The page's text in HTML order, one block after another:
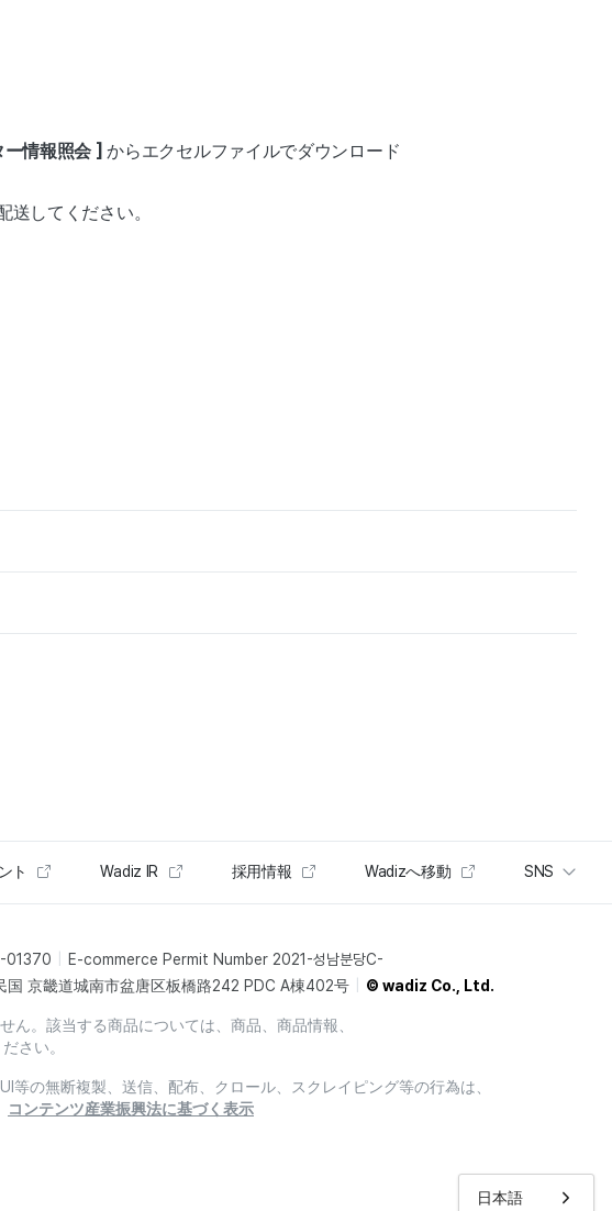
日本語
ー情報照会 ]からエクセルファイルでダウンロード
してください。
ト Wadiz IR 採用情報 Wadizへ移動 SNS
01370
E-commerce Permit Number 2021-성남분당C-
国 京畿道城南市盆唐区板橋路242 PDC A棟402号 © wadiz Co., Ltd.
。該当する商品については、商品、商品情報、
さい。
の無断複製、送信、配布、クロール、スクレイピング等の行為は、
コンテンツ産業振興法に基づく表示